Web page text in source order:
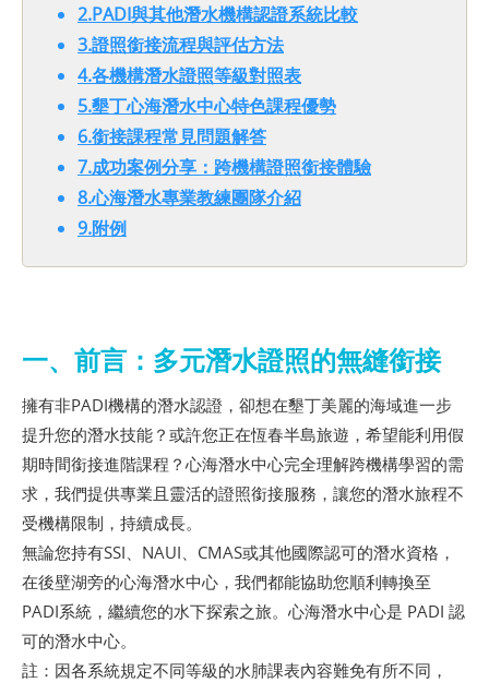
2.PADI與其他潛水機構認證系統比較
3.證照銜接流程與評估方法
4.各機構潛水證照等級對照表
5.墾丁心海潛水中心特色課程優勢
6.銜接課程常見問題解答
7.成功案例分享：跨機構證照銜接體驗
8.心海潛水專業教練團隊介紹
9.附例
一、前言：多元潛水證照的無縫銜接
擁有非PADI機構的潛水認證，卻想在墾丁美麗的海域進一步
提升您的潛水技能？或許您正在恆春半島旅遊，希望能利用假
期時間銜接進階課程？心海潛水中心完全理解跨機構學習的需
求，我們提供專業且靈活的證照銜接服務，讓您的潛水旅程不
受機構限制，持續成長。
無論您持有SSI、NAUI、CMAS或其他國際認可的潛水資格，
在後壁湖旁的心海潛水中心，我們都能協助您順利轉換至
PADI系統，繼續您的水下探索之旅。心海潛水中心是 PADI 認
可的潛水中心。
註：因各系統規定不同等級的水肺課表內容難免有所不同，